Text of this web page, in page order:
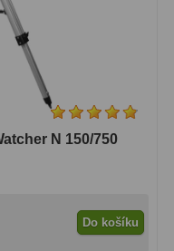
N 150/750
Do košíku